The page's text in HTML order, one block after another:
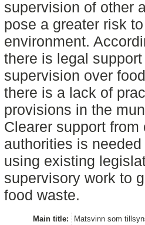
supervision of other
pose a greater risk
environment.
there is legal
supervision over
there is a lack of
provisions in the
Clearer support
authorities is
using existing
supervisory work to
food waste.
Main title:
Matsvinn som